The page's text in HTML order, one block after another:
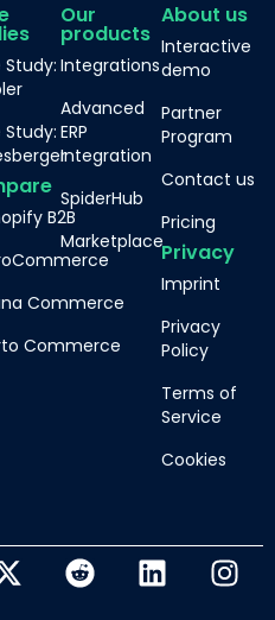
Study:
Study:
B2B
Commerce
Commerce
Our
products
Integrations
Advanced
ERP
Integration
SpiderHub
Marketplace
About us
Interactive
demo
Partner
Program
Contact us
Pricing
Privacy
Imprint
Privacy
Policy
Terms of
Service
Cookies